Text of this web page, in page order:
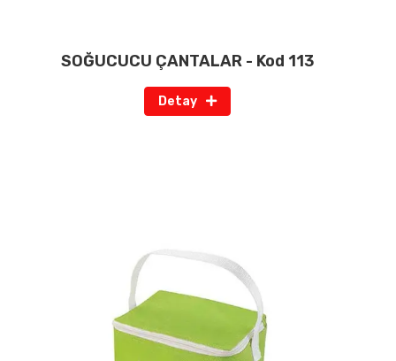
SOĞUCUCU ÇANTALAR - Kod 113
Detay